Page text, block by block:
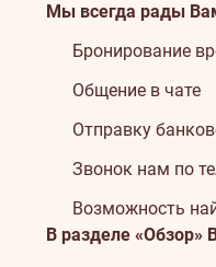
Мы всегда рады
Бронирование
Общение в чате
Отправку
Звонок нам по
Возможность
В разделе «Обзор»